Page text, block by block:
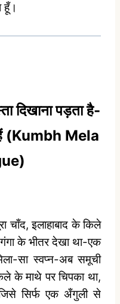
हूँ।
दिखाना पड़ता है-
(Kumbh Mela
चाँद, इलाहाबाद के किले
के भीतर देखा था-एक
सा स्‍वप्‍न-अब समूची
के माथे पर चिपका था,
सिर्फ एक अँगुली से